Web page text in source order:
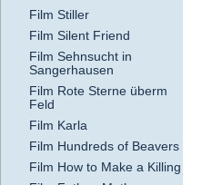
Film Stiller
Film Silent Friend
Film Sehnsucht in
Sangerhausen
Film Rote Sterne überm
Feld
Film Karla
Film Hundreds of Beavers
Film How to Make a Killing